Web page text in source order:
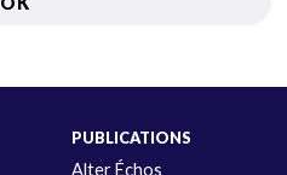
PUBLICATIONS
Alter Échos